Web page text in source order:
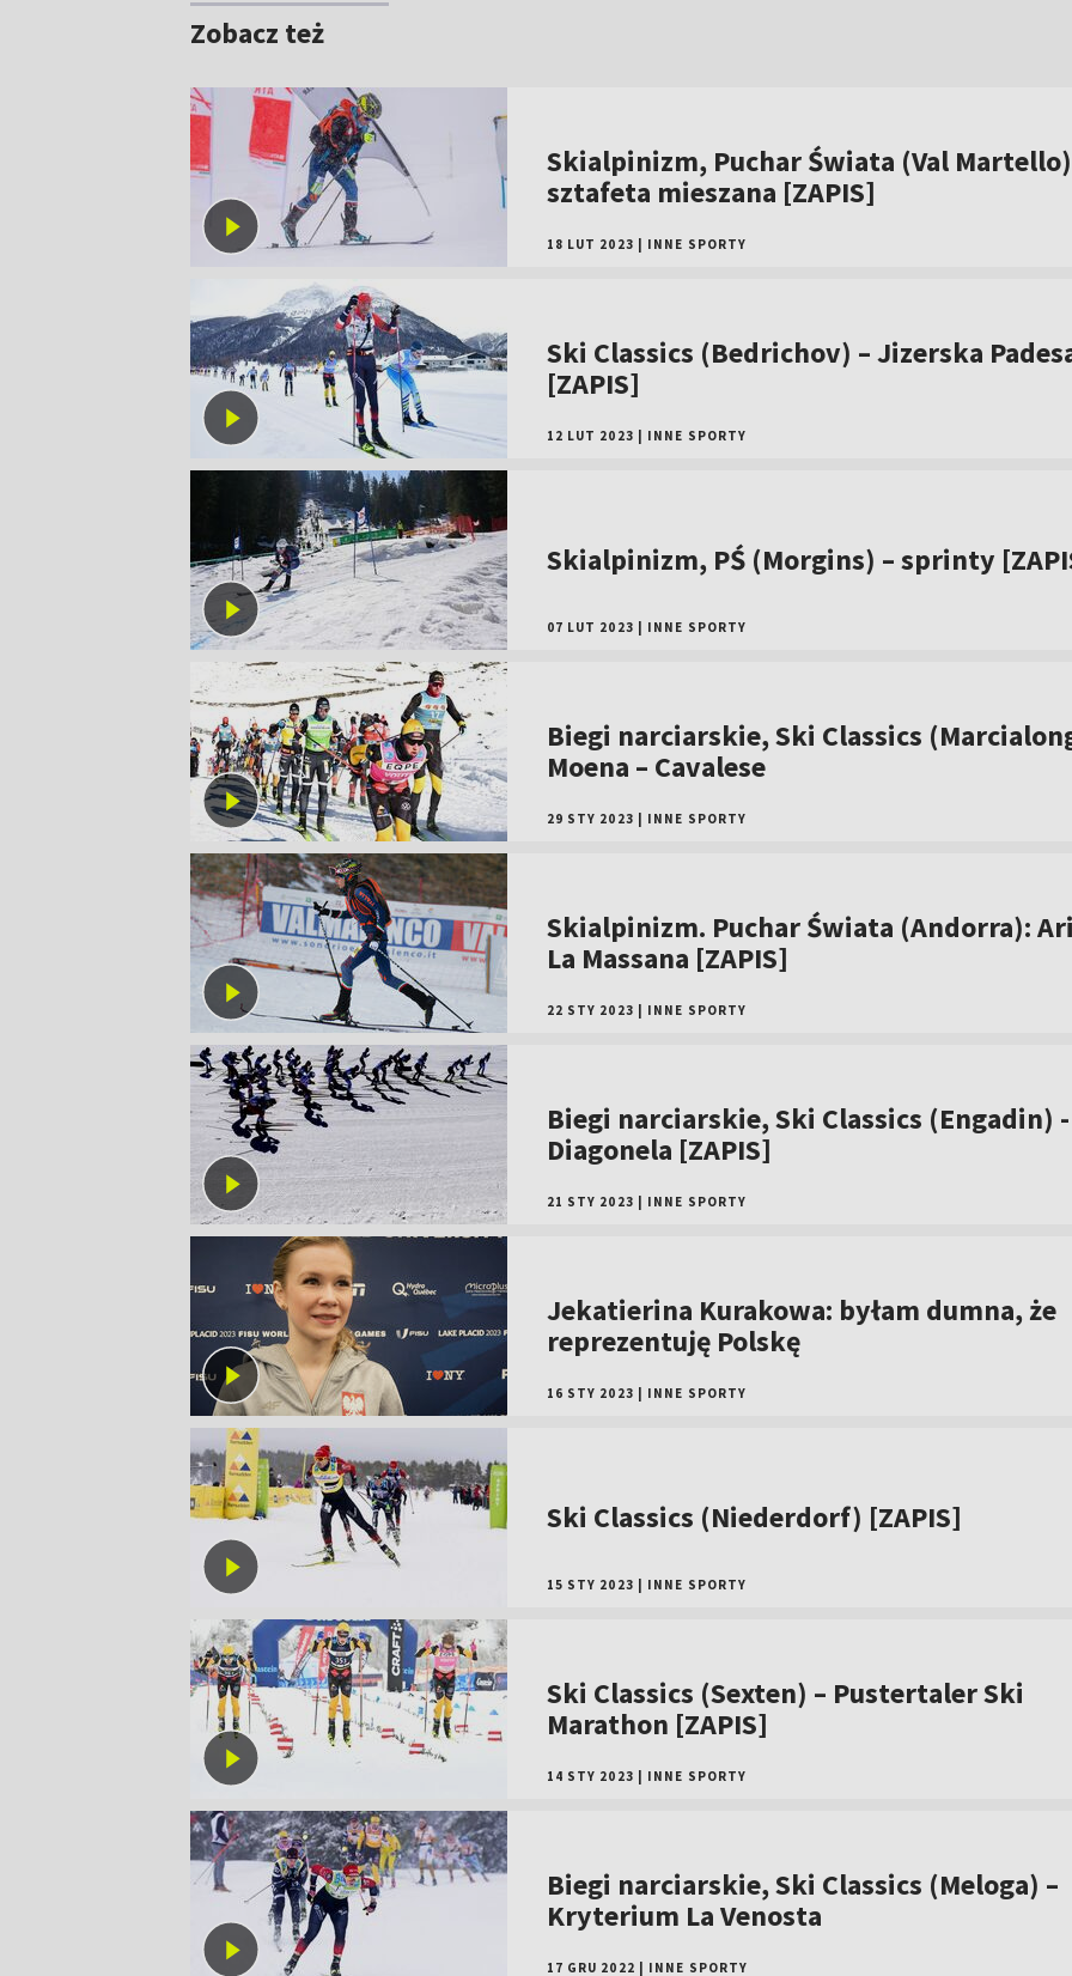
Zobacz też
Skialpinizm, Puchar Świata (Val
sztafeta mieszana [ZAPIS]
18 LUT 2023 INNE SPORTY
Ski Classics (Bedrichov) – Jizerska
[ZAPIS]
12 LUT 2023 INNE SPORTY
Skialpinizm, PŚ (Morgins) – sprinty
07 LUT 2023 INNE SPORTY
Biegi narciarskie, Ski Classics
Moena – Cavalese
29 STY 2023 INNE SPORTY
Skialpinizm. Puchar Świata (Andorra):
La Massana [ZAPIS]
22 STY 2023 INNE SPORTY
Biegi narciarskie, Ski Classics (Engadin) -
Diagonela [ZAPIS]
21 STY 2023 INNE SPORTY
Jekatierina Kurakowa: byłam dumna, że
reprezentuję Polskę
16 STY 2023 INNE SPORTY
Ski Classics (Niederdorf) [ZAPIS]
15 STY 2023 INNE SPORTY
Ski Classics (Sexten) – Pustertaler Ski
Marathon [ZAPIS]
14 STY 2023 INNE SPORTY
Biegi narciarskie, Ski Classics (Meloga) –
Kryterium La Venosta
17 GRU 2022 INNE SPORTY